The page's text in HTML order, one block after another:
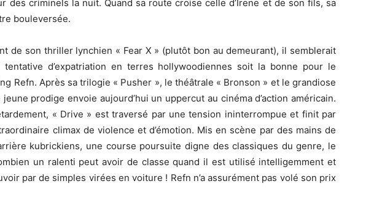
des criminels la nuit. Quand sa route croise celle d’Irene et de son fils, sa
bouleversée.
de son thriller lynchien « Fear X » (plutôt bon au demeurant), il semblerait
d’expatriation en terres hollywoodiennes soit la bonne pour le
Refn. Après sa trilogie « Pusher », le théâtrale « Bronson » et le grandiose
jeune prodige envoie aujourd’hui un uppercut au cinéma d’action américain.
« Drive » est traversé par une tension ininterrompue et finit par
climax de violence et d’émotion. Mis en scène par des mains de
kubrickiens, une course poursuite digne des classiques du genre, le
un ralenti peut avoir de classe quand il est utilisé intelligemment et
par de simples virées en voiture ! Refn n’a assurément pas volé son prix